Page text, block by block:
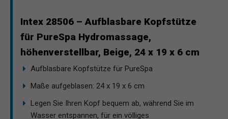
Intex 28506 – Aufblasbare Kopfstütze
für PureSpa Hydromassage,
höhenverstellbar, Beige, 24 x 19 x 6 cm
Aufblasbare Kopfstütze für PureSpa
Maße aufgeblasen: 24 x 19 x 6 cm
Legen Sie Ihren Kopf bequem ab, während Sie im
Wasser entspannen, für ein völliges